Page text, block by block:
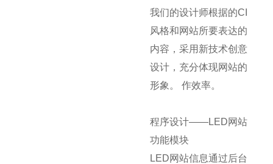
我们的设计师根据的CI
风格和网站所要表达的
内容，采用新技术创意
设计，充分体现网站的
形象。 作效率。
程序设计——LED网站
功能模块
LED网站信息通过后台